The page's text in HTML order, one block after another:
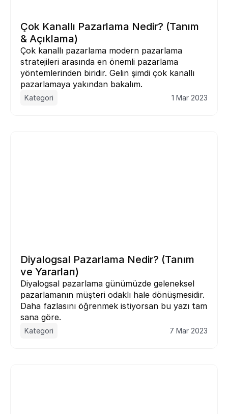
Çok Kanallı Pazarlama Nedir? (Tanım
& Açıklama)
Çok kanallı pazarlama modern pazarlama
stratejileri arasında en önemli pazarlama
yöntemlerinden biridir. Gelin şimdi çok kanallı
pazarlamaya yakından bakalım.
Kategori 1 Mar 2023
Diyalogsal Pazarlama Nedir? (Tanım
ve Yararları)
Diyalogsal pazarlama günümüzde geleneksel
pazarlamanın müşteri odaklı hale dönüşmesidir.
Daha fazlasını öğrenmek istiyorsan bu yazı tam
sana göre.
Kategori 7 Mar 2023